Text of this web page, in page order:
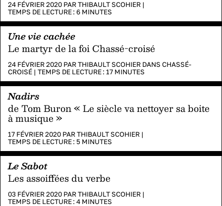
24 FÉVRIER 2020 PARTHIBAULT SCOHIER |
TEMPS DE LECTURE : 6 MINUTES
Une vie cachée
Le martyr de la foi Chassé-croisé
24 FÉVRIER 2020 PARTHIBAULT SCOHIER DANS CHASSÉ-
CROISÉ | TEMPS DE LECTURE : 17 MINUTES
Nadirs
de Tom Buron « Le siècle va nettoyer sa boite
à musique »
17 FÉVRIER 2020 PARTHIBAULT SCOHIER |
TEMPS DE LECTURE : 5 MINUTES
Le Sabot
Les assoiffées du verbe
03 FÉVRIER 2020 PARTHIBAULT SCOHIER |
TEMPS DE LECTURE : 4 MINUTES